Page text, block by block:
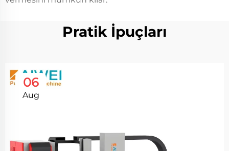
Pratik İpuçları
06
Aug